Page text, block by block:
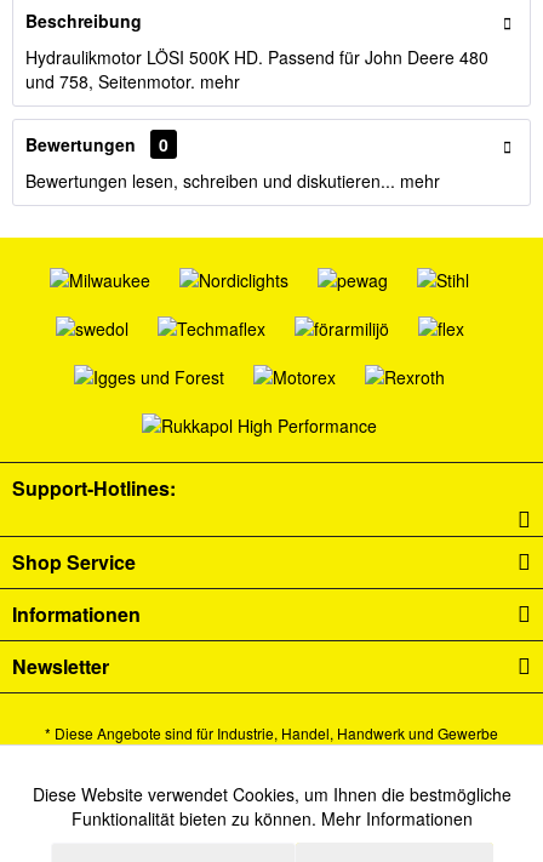
Beschreibung
Hydraulikmotor LÖSI 500K HD. Passend für John Deere 480
und 758, Seitenmotor. mehr
Bewertungen
0
Bewertungen lesen, schreiben und diskutieren... mehr
Support-Hotlines:
Shop Service
Informationen
Newsletter
* Diese Angebote sind für Industrie, Handel, Handwerk und Gewerbe
Alle Preise verstehen sich zzgl. Mehrwertsteuer undVersandkostenund ggf.
Nachnahmegebühren, wenn nicht anders beschrieben.
Funktionale Aktiv
Diese Website verwendet Cookies, um Ihnen die bestmögliche
Funktionalität bieten zu können. Mehr Informationen